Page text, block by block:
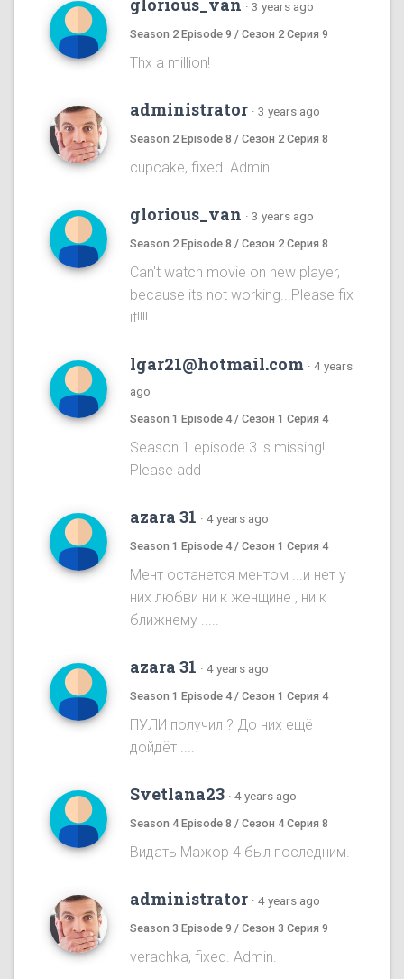
glorious_van · 3 years ago
Season 2 Episode 9 / Сезон 2 Серия 9
Thx a million!
administrator · 3 years ago
Season 2 Episode 8 / Сезон 2 Серия 8
cupcake, fixed. Admin.
glorious_van · 3 years ago
Season 2 Episode 8 / Сезон 2 Серия 8
Can't watch movie on new player,
because its not working...Please fix
it!!!!
lgar21@hotmail.com · 4 years
ago
Season 1 Episode 4 / Сезон 1 Серия 4
Season 1 episode 3 is missing!
Please add
azara 31 · 4 years ago
Season 1 Episode 4 / Сезон 1 Серия 4
Мент останется ментом ...и нет у
них любви ни к женщине , ни к
ближнему .....
azara 31 · 4 years ago
Season 1 Episode 4 / Сезон 1 Серия 4
ПУЛИ получил ? До них ещё
дойдёт ....
Svetlana23 · 4 years ago
Season 4 Episode 8 / Сезон 4 Серия 8
Видать Мажор 4 был последним.
administrator · 4 years ago
Season 3 Episode 9 / Сезон 3 Серия 9
verachka, fixed. Admin.